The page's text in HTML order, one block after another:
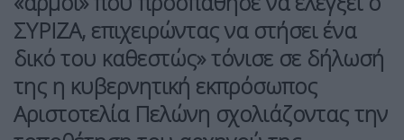
ΣΥΡΙΖΑ, επιχειρώντας να στήσει ένα
δικό του καθεστώς» τόνισε σε δήλωσή
της η κυβερνητική εκπρόσωπος
Αριστοτελία Πελώνη σχολιάζοντας την